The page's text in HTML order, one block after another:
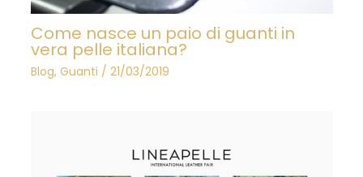
Come nasce un paio di guanti in
vera pelle italiana?
Blog, Guanti / 21/03/2019